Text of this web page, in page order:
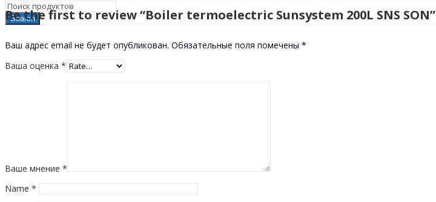
Search
Be the first to review “Boiler termoelectric Sunsystem 200L SNS SON”
Ваш адрес email не будет опубликован. Обязательные поля помечены *
Ваша оценка *
Ваше мнение *
Name *